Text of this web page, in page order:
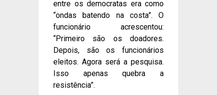
entre os democratas era como
“ondas batendo na costa”. O
funcionário acrescentou:
“Primeiro são os doadores.
Depois, são os funcionários
eleitos. Agora será a pesquisa.
Isso apenas quebra a
resistência”.